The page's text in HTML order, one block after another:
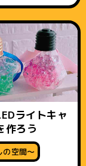
ライトキャ
作ろう
の空間〜